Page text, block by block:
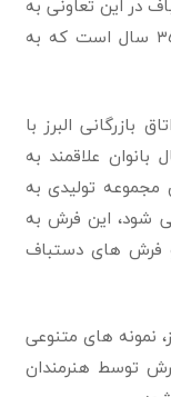
صورت خانوادگی و نسل به نسل بیش از ۳۵ سال است که به
البرز با
علاقمند به
مجموعه تولیدی به
شود، این فرش به
فرش های دستباف
نمونه های متنوعی
توسط هنرمندان